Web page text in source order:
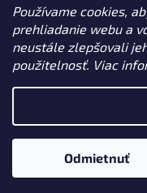
Používame cookies,
prehliadanie webu a
neustále zlepšovali
použitelnosť. Viac
Odmietnuť
Facebook
CSL s. r.